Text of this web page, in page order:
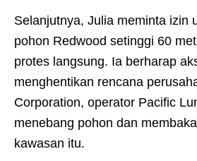
Selanjutnya, Julia meminta izin
pohon Redwood setinggi 60
protes langsung. Ia berharap
menghentikan rencana
Corporation, operator Pacific
menebang pohon dan
kawasan itu.